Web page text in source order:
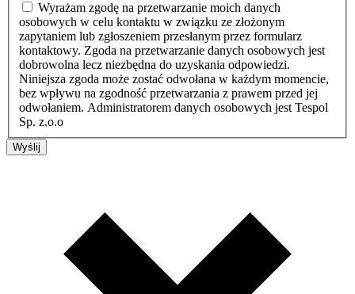
Wyrażam zgodę na przetwarzanie moich danych
osobowych w celu kontaktu w związku ze złożonym
zapytaniem lub zgłoszeniem przesłanym przez formularz
kontaktowy. Zgoda na przetwarzanie danych osobowych jest
dobrowolna lecz niezbędna do uzyskania odpowiedzi.
Niniejsza zgoda może zostać odwołana w każdym momencie,
bez wpływu na zgodność przetwarzania z prawem przed jej
odwołaniem. Administratorem danych osobowych jest Tespol
Sp. z.o.o
Wyślij